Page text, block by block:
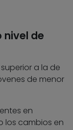
nivel de
a la de
de menor
en
los cambios en